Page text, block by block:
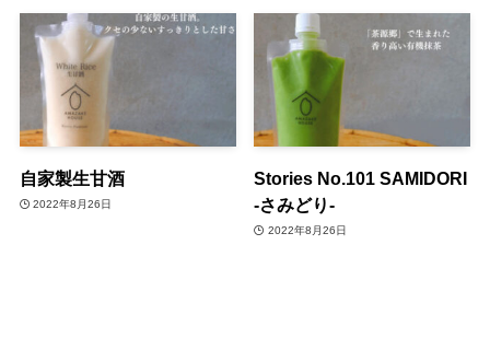
自家製生甘酒
2022年8月26日
Stories No.101 SAMIDORI
-さみどり-
2022年8月26日